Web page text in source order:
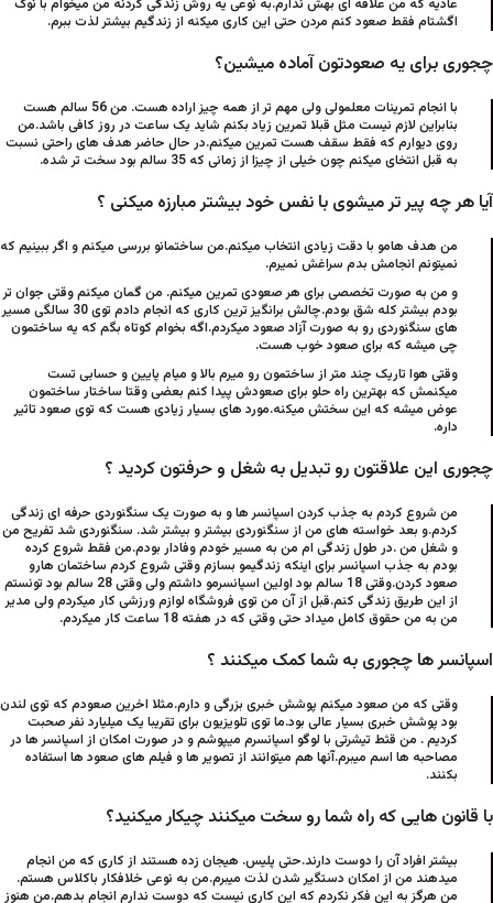
عادیه که من علاقه ای بهش ندارم.به نوعی یه روش زندگی کردنه من میخوام با نوک
اگشتام فقط صعود کنم مردن حتی این کاری میکنه از زندگیم بیشتر لذت ببرم.
چجوری برای یه صعودتون آماده میشین؟
با انجام تمرینات معلمولی ولی مهم تر از همه چیز اراده هست. من 56 سالم هست
بنابراین لازم نیست مثل قبلا تمرین زیاد بکنم شاید یک ساعت در روز کافی باشد.من
روی دیوارم که فقط سقف هست تمرین میکنم.در حال حاضر هدف های راحتی نسبت
به قبل انتخای میکنم چون خیلی از چیزا از زمانی که 35 سالم بود سخت تر شده.
آیا هر چه پیر تر میشوی با نفس خود بیشتر مبارزه میکنی ؟
من هدف هامو با دقت زیادی انتخاب میکنم.من ساختمانو بررسی میکنم و اگر ببینیم که
نمیتونم انجامش بدم سراغش نمیرم.
و من به صورت تخصصی برای هر صعودی تمرین میکنم. من گمان میکنم وقتی جوان تر
بودم بیشتر کله شق بودم.چالش برانگیز ترین کاری که انجام دادم توی 30 سالگی مسیر
های سنگنوردی رو به صورت آزاد صعود میکردم.اگه بخوام کوتاه بگم که یه ساختمون
چی میشه که برای صعود خوب هست.
وقتی هوا تاریک چند متر از ساختمون رو میرم بالا و میام پایین و حسابی تست
میکنمش که بهترین راه حلو برای صعودش پیدا کنم بعضی وقتا ساختار ساختمون
عوض میشه که این سختش میکنه.مورد های بسیار زیادی هست که توی صعود تاثیر
داره.
چجوری این علاقتون رو تبدیل به شغل و حرفتون کردید ؟
من شروع کردم به جذب کردن اسپانسر ها و به صورت یک سنگنوردی حرفه ای زندگی
کردم.و بعد خواسته های من از سنگنوردی بیشتر و بیشتر شد. سنگنوردی شد تفریح من
و شغل من .در طول زندگی ام من به مسیر خودم وفادار بودم.من فقط شروع کرده
بودم به جذب اسپانسر برای اینکه زندگیمو بسازم وقتی شروع کردم ساختمان هارو
صعود کردن.وقتی 18 سالم بود اولین اسپانسرمو داشتم ولی وقتی 28 سالم بود تونستم
از این طریق زندگی کنم.قبل از آن من توی فروشگاه لوازم ورزشی کار میکردم ولی مدیر
من به من حقوق کامل میداد حتی وقتی که در هفته 18 ساعت کار میکردم.
اسپانسر ها چجوری به شما کمک میکنند ؟
وقتی که من صعود میکنم پوشش خبری بزرگی و دارم.مثلا اخرین صعودم که توی لندن
بود پوشش خبری بسیار عالی بود.ما توی تلویزیون برای تقریبا یک میلیارد نفر صحبت
کردیم . من قثط تیشرتی با لوگو اسپانسرم میپوشم و در صورت امکان از اسپانسر ها در
مصاحبه ها اسم میبرم.آنها هم میتوانند از تصویر ها و فیلم های صعود ها استفاده
بکنند.
با قانون هایی که راه شما رو سخت میکنند چیکار میکنید؟
بیشتر افراد آن را دوست دارند.حتی پلیس. هیجان زده هستند از کاری که من انجام
میدهند من از امکان دستگیر شدن لذت میبرم.من به نوعی خلافکار باکلاس هستم.
من هرگز به این فکر نکردم که این کاری نیست که دوست ندارم انجام بدهم.من هنوز